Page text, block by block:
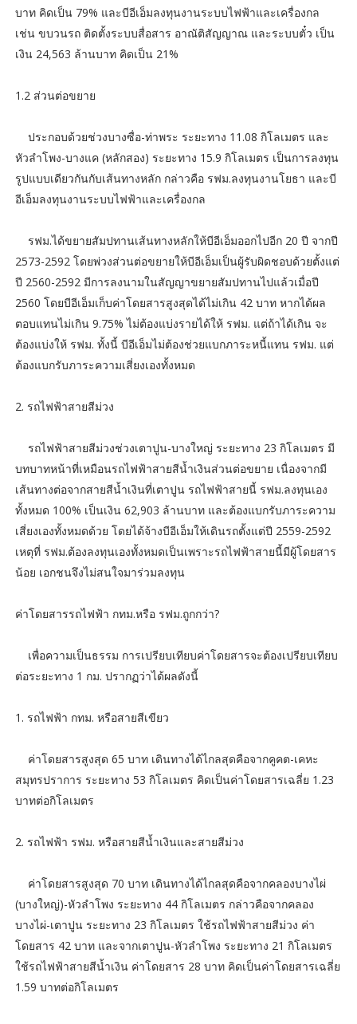
บาท คิดเป็น 79% และบีอีเอ็มลงทุนงานระบบไฟฟ้าและเครื่องกล
เช่น ขบวนรถ ติดตั้งระบบสื่อสาร อาณัติสัญญาณ และระบบตั๋ว เป็น
เงิน 24,563 ล้านบาท คิดเป็น 21%
1.2 ส่วนต่อขยาย
ประกอบด้วยช่วงบางซื่อ-ท่าพระ ระยะทาง 11.08 กิโลเมตร และ
หัวลำโพง-บางแค (หลักสอง) ระยะทาง 15.9 กิโลเมตร เป็นการลงทุน
รูปแบบเดียวกันกับเส้นทางหลัก กล่าวคือ รฟม.ลงทุนงานโยธา และบี
อีเอ็มลงทุนงานระบบไฟฟ้าและเครื่องกล
รฟม.ได้ขยายสัมปทานเส้นทางหลักให้บีอีเอ็มออกไปอีก 20 ปี จากปี
2573-2592 โดยพ่วงส่วนต่อขยายให้บีอีเอ็มเป็นผู้รับผิดชอบด้วยตั้งแต่
ปี 2560-2592 มีการลงนามในสัญญาขยายสัมปทานไปแล้วเมื่อปี
2560 โดยบีอีเอ็มเก็บค่าโดยสารสูงสุดได้ไม่เกิน 42 บาท หากได้ผล
ตอบแทนไม่เกิน 9.75% ไม่ต้องแบ่งรายได้ให้ รฟม. แต่ถ้าได้เกิน จะ
ต้องแบ่งให้ รฟม. ทั้งนี้ บีอีเอ็มไม่ต้องช่วยแบกภาระหนี้แทน รฟม. แต่
ต้องแบกรับภาระความเสี่ยงเองทั้งหมด
2. รถไฟฟ้าสายสีม่วง
รถไฟฟ้าสายสีม่วงช่วงเตาปูน-บางใหญ่ ระยะทาง 23 กิโลเมตร มี
บทบาทหน้าที่เหมือนรถไฟฟ้าสายสีน้ำเงินส่วนต่อขยาย เนื่องจากมี
เส้นทางต่อจากสายสีน้ำเงินที่เตาปูน รถไฟฟ้าสายนี้ รฟม.ลงทุนเอง
ทั้งหมด 100% เป็นเงิน 62,903 ล้านบาท และต้องแบกรับภาระความ
เสี่ยงเองทั้งหมดด้วย โดยได้จ้างบีอีเอ็มให้เดินรถตั้งแต่ปี 2559-2592
เหตุที่ รฟม.ต้องลงทุนเองทั้งหมดเป็นเพราะรถไฟฟ้าสายนี้มีผู้โดยสาร
น้อย เอกชนจึงไม่สนใจมาร่วมลงทุน
ค่าโดยสารรถไฟฟ้า กทม.หรือ รฟม.ถูกกว่า?
เพื่อความเป็นธรรม การเปรียบเทียบค่าโดยสารจะต้องเปรียบเทียบ
ต่อระยะทาง 1 กม. ปรากฏว่าได้ผลดังนี้
1. รถไฟฟ้า กทม. หรือสายสีเขียว
ค่าโดยสารสูงสุด 65 บาท เดินทางได้ไกลสุดคือจากคูคต-เคหะ
สมุทรปราการ ระยะทาง 53 กิโลเมตร คิดเป็นค่าโดยสารเฉลี่ย 1.23
บาทต่อกิโลเมตร
2. รถไฟฟ้า รฟม. หรือสายสีน้ำเงินและสายสีม่วง
ค่าโดยสารสูงสุด 70 บาท เดินทางได้ไกลสุดคือจากคลองบางไผ่
(บางใหญ่)-หัวลำโพง ระยะทาง 44 กิโลเมตร กล่าวคือจากคลอง
บางไผ่-เตาปูน ระยะทาง 23 กิโลเมตร ใช้รถไฟฟ้าสายสีม่วง ค่า
โดยสาร 42 บาท และจากเตาปูน-หัวลำโพง ระยะทาง 21 กิโลเมตร
ใช้รถไฟฟ้าสายสีน้ำเงิน ค่าโดยสาร 28 บาท คิดเป็นค่าโดยสารเฉลี่ย
1.59 บาทต่อกิโลเมตร